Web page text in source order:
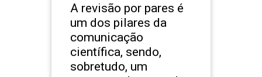
A revisão por pares é
um dos pilares da
comunicação
científica, sendo,
sobretudo, um